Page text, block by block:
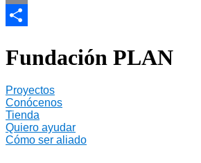
Email
Fundación PLAN
Proyectos
Conócenos
Tienda
Quiero ayudar
Cómo ser aliado